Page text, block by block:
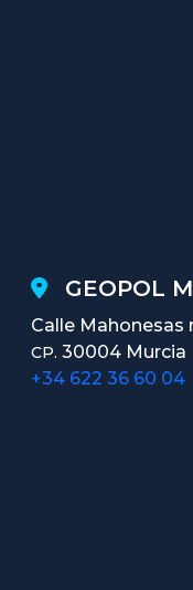
GEOPOL
Calle Mahonesas
CP. 30004 Murcia
+34 622 36 60 04